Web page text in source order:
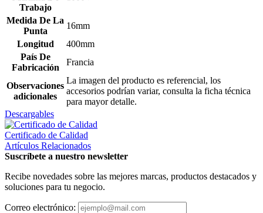
Trabajo
Medida De La
Punta
16mm
Longitud
400mm
País De
Fabricación
Francia
Observaciones
adicionales
La imagen del producto es referencial, los
accesorios podrían variar, consulta la ficha técnica
para mayor detalle.
Descargables
Certificado de Calidad
Artículos Relacionados
Suscríbete a nuestro newsletter
Recibe novedades sobre las mejores marcas, productos destacados y
soluciones para tu negocio.
Correo electrónico: